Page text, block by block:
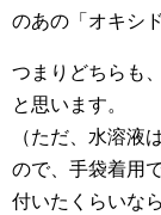
のあの「オキシ
つまりどちらも
と思います。
（ただ、水溶液
ので、手袋着用
付いたくらいな